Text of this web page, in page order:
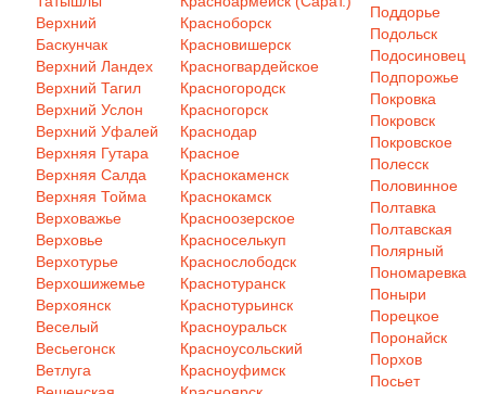
Верхний
Баскунчак
Верхний Ландех
Верхний Тагил
Верхний Услон
Верхний Уфалей
Верхняя Гутара
Верхняя Салда
Верхняя Тойма
Верховажье
Верховье
Верхотурье
Верхошижемье
Верхоянск
Веселый
Весьегонск
Ветлуга
Красноборск
Красновишерск
Красногвардейское
Красногородск
Красногорск
Краснодар
Красное
Краснокаменск
Краснокамск
Красноозерское
Красноселькуп
Краснослободск
Краснотуранск
Краснотурьинск
Красноуральск
Красноусольский
Красноуфимск
Поддорье
Подольск
Подосиновец
Подпорожье
Покровка
Покровск
Покровское
Полесск
Половинное
Полтавка
Полтавская
Полярный
Пономаревка
Поныри
Порецкое
Поронайск
Порхов
Посьет